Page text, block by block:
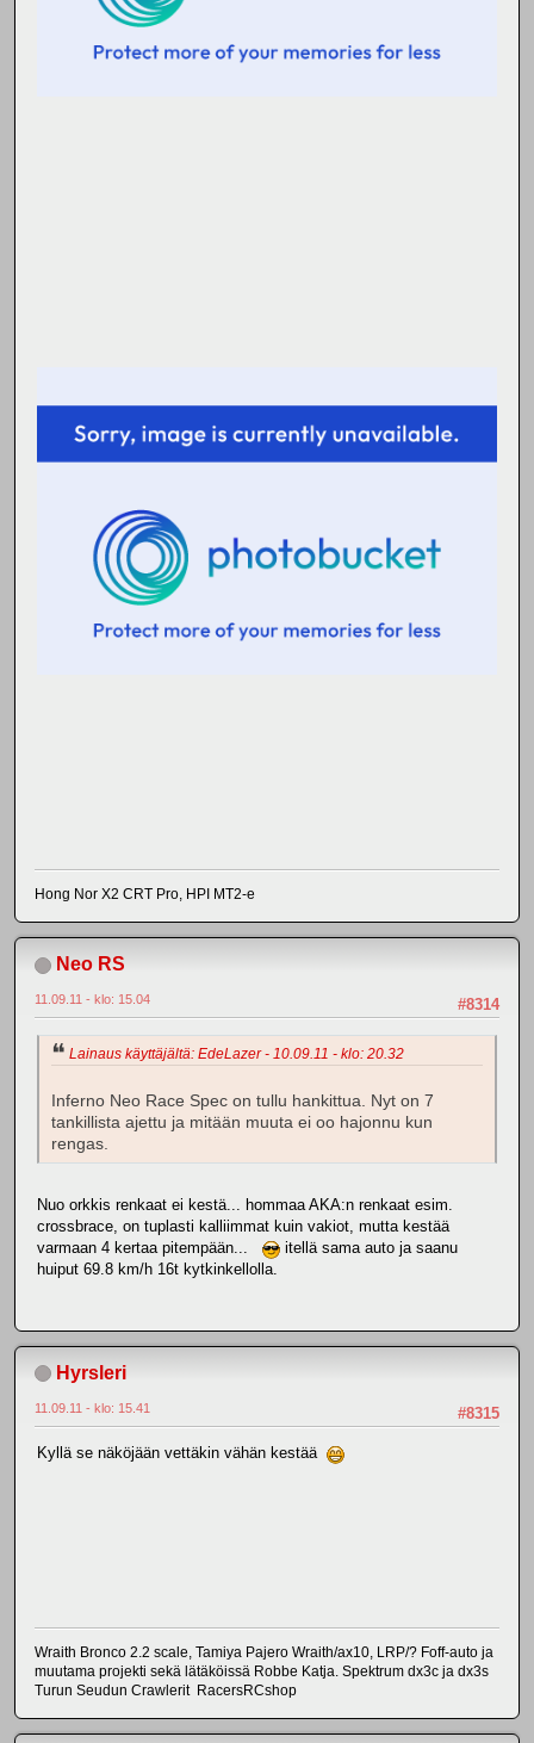
Hong Nor X2 CRT Pro, HPI MT2-e
Neo RS
#8314
11.09.11 - klo: 15.04
Lainaus käyttäjältä: EdeLazer - 10.09.11 - klo: 20.32
Inferno Neo Race Spec on tullu hankittua. Nyt on 7
tankillista ajettu ja mitään muuta ei oo hajonnu kun
rengas.
Nuo orkkis renkaat ei kestä... hommaa AKA:n renkaat esim.
crossbrace, on tuplasti kalliimmat kuin vakiot, mutta kestää
varmaan 4 kertaa pitempään...
itellä sama auto ja saanu
huiput 69.8 km/h 16t kytkinkellolla.
Hyrsleri
#8315
11.09.11 - klo: 15.41
Kyllä se näköjään vettäkin vähän kestää
Wraith Bronco 2.2 scale, Tamiya Pajero Wraith/ax10, LRP/? Foff-auto ja
muutama projekti sekä lätäköissä Robbe Katja. Spektrum dx3c ja dx3s
Turun Seudun Crawlerit RacersRCshop